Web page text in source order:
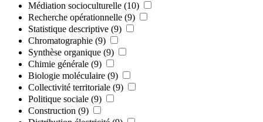
Médiation socioculturelle (10)
Recherche opérationnelle (9)
Statistique descriptive (9)
Chromatographie (9)
Synthèse organique (9)
Chimie générale (9)
Biologie moléculaire (9)
Collectivité territoriale (9)
Politique sociale (9)
Construction (9)